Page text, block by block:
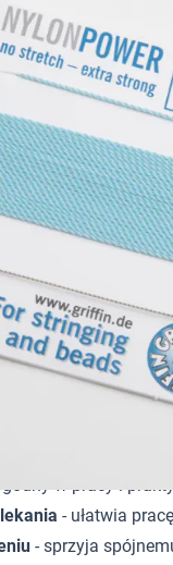
turquoise 0,6mm
o grubości0,6 mmw
wygodę
projekt i
po skręceniu, co
i koralików.
w koraliku?
bardzo blisko
chropowate wnętrze
w pracy i
- ułatwia
- sprzyja